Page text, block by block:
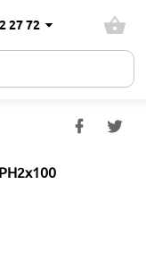
27 72